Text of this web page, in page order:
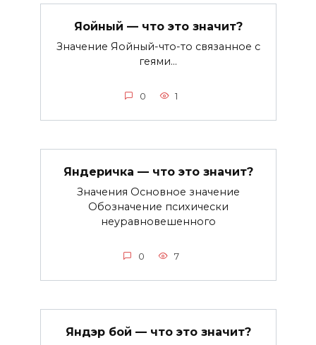
Яойный — что это значит?
Значение Яойный-что-то связанное с
геями…
0 1
Яндеричка — что это значит?
Значения Основное значение
Обозначение психически
неуравновешенного
0 7
Яндэр бой — что это значит?